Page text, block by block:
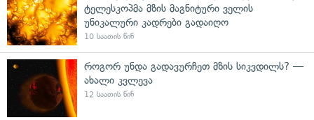
ტელესკოპმა მზის მაგნიტური ველის
უნიკალური კადრები გადაიღო
10 საათის წინ
როგორ უნდა გადავურჩეთ მზის სიკვდილს? —
ახალი კვლევა
12 საათის წინ